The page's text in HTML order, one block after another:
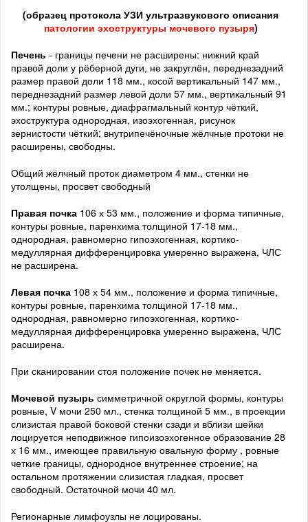
(образец протокола УЗИ ультразвукового описания
патологии эхоструктуры мочевого пузыря)
Печень - границы печени не расширены: нижний край
правой доли у рёберной дуги, не закруглён, переднезадний
размер правой доли 118 мм., косой вертикальный 147 мм.,
переднезадний размер левой доли 57 мм., вертикальный 91
мм.; контуры ровные, диафрагмальный контур чёткий,
эхоструктура однородная, изоэхогенная, рисунок
зернистости чёткий; внутрипечёночные жёлчные протоки не
расширены, свободны.
Общий жёлчный проток диаметром 4 мм., стенки не
утолщены, просвет свободный
Правая почка 106 х 53 мм., положение и форма типичные,
контуры ровные, паренхима толщиной 17-18 мм.,
однородная, равномерно гипоэхогенная, кортико-
медуллярная дифференцировка умеренно выражена, ЧЛС
не расширена.
Левая почка 108 х 54 мм., положение и форма типичные,
контуры ровные, паренхима толщиной 17-18 мм.,
однородная, равномерно гипоэхогенная, кортико-
медуллярная дифференцировка умеренно выражена, ЧЛС
расширена.
При сканировании стоя положение почек не меняется.
Мочевой пузырь симметричной округлой формы, контуры
ровные, V мочи 250 мл., стенка толщиной 5 мм., в проекции
слизистая правой боковой стенки сзади и вблизи шейки
лоцируется неподвижное гипоизоэхогенное образование 28
х 16 мм., имеющее правильную овальную форму , ровные
четкие границы, однородное внутреннее строение; на
остальном протяжении слизистая гладкая, просвет
свободный. Остаточной мочи 40 мл.
Регионарные лимфоузлы не лоцированы.